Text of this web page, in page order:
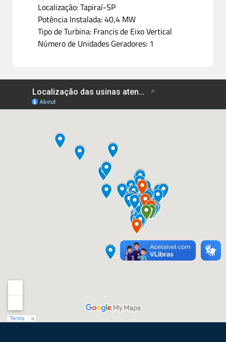
Localização: Tapiraí-SP
Potência Instalada: 40,4 MW
Tipo de Turbina: Francis de Eixo Vertical
Número de Unidades Geradores: 1